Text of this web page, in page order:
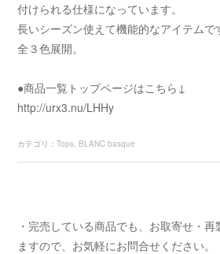
付けられる仕様になっています。
長いシーズン使えて機能的なアイテムで
全３色展開。
●商品一覧トップページはこちら↓
http://urx3.nu/LHHy
カテゴリ ：Tops BLANC basque
・完売している商品でも、お取寄せ・
ますので、お気軽にお問合せください。